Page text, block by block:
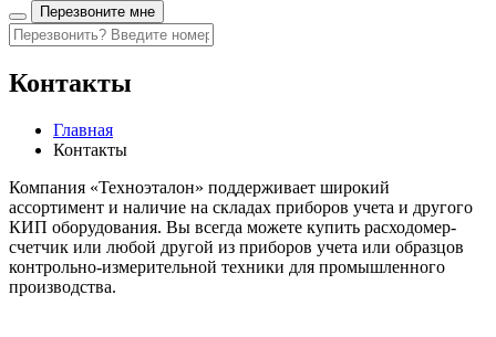
Перезвоните мне
Контакты
Главная
Контакты
Компания «Техноэталон» поддерживает широкий
ассортимент и наличие на складах приборов учета и другого
КИП оборудования. Вы всегда можете купить расходомер-
счетчик или любой другой из приборов учета или образцов
контрольно-измерительной техники для промышленного
производства.